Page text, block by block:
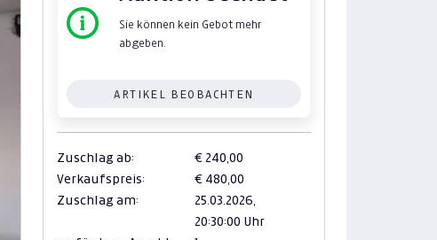
Sie können kein Gebot mehr
abgeben.
ARTIKEL BEOBACHTEN
Zuschlag ab:
€ 240,00
Verkaufspreis:
€ 480,00
Zuschlag am:
25.03.2026,
20:30:00 Uhr